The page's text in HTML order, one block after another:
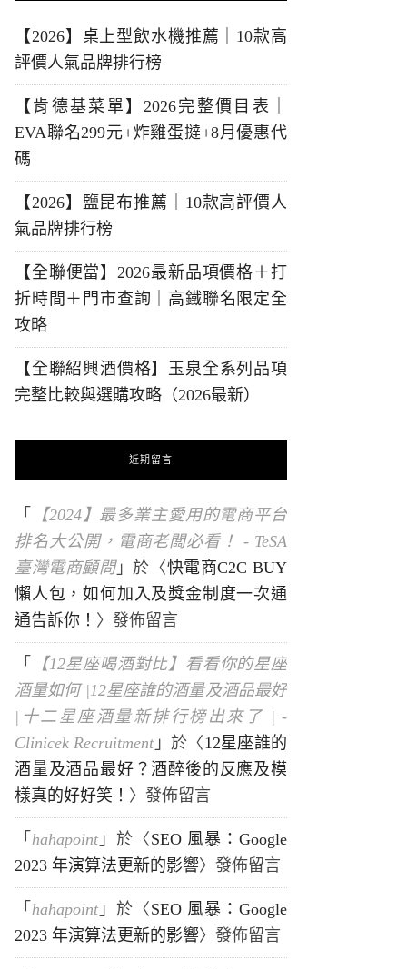
【2026】桌上型飲水機推薦｜10款高
評價人氣品牌排行榜
【肯德基菜單】2026完整價目表｜
EVA聯名299元+炸雞蛋撻+8月優惠代
碼
【2026】鹽昆布推薦｜10款高評價人
氣品牌排行榜
【全聯便當】2026最新品項價格＋打
折時間＋門市查詢｜高鐵聯名限定全
攻略
【全聯紹興酒價格】玉泉全系列品項
完整比較與選購攻略（2026最新）
近期留言
「
【2024】最多業主愛用的電商平台
排名大公開，電商老闆必看！ - TeSA
臺灣電商顧問」於〈快電商C2C BUY
懶人包，如何加入及獎金制度一次通
通告訴你！ 〉發佈留言
「
【12星座喝酒對比】看看你的星座
酒量如何 |12星座誰的酒量及酒品最好
|十二星座酒量新排行榜出來了 | -
Clinicek Recruitment 」於〈 12星座誰的
酒量及酒品最好？酒醉後的反應及模
樣真的好好笑！ 〉發佈留言
「 hahapoint 」於〈 SEO 風暴：Google
2023 年演算法更新的影響〉發佈留言
「 hahapoint 」於〈 SEO 風暴：Google
2023 年演算法更新的影響〉發佈留言